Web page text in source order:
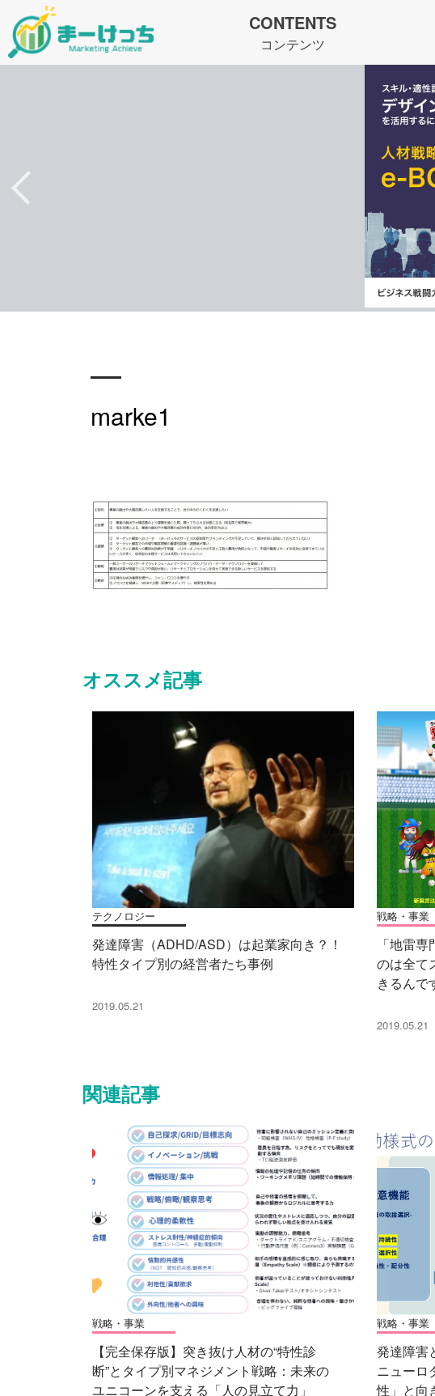
CONTENTS
コンテンツ
marke1
オススメ記事
テクノロジー
発達障害（ADHD/ASD）は起業家向き？！
特性タイプ別の経営者たち事例
2019.05.21
戦略・事業
「地雷
のは全て
きるんで
2019.05.21
関連記事
戦略・事業
【完全保存版】突き抜け人材の“特性診
断”とタイプ別マネジメント戦略：未来の
ユニコーンを支える「人の見立て力」
戦略・事業
発達障害
ニューロ
性」と向